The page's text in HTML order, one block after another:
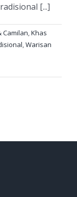
[...]
Camilan,Khas
,Warisan